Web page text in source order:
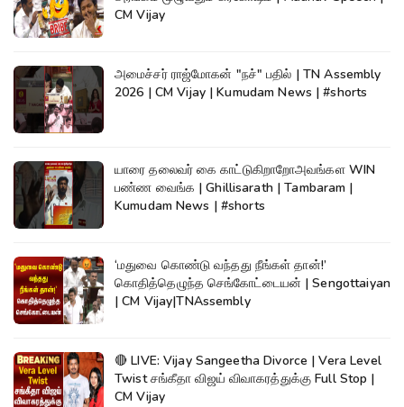
CM Vijay
அமைச்சர் ராஜ்மோகன் "நச்" பதில் | TN Assembly
2026 | CM Vijay | Kumudam News | #shorts
யாரை தலைவர் கை காட்டுகிறாறோஅவங்கள WIN
பண்ண வைங்க | Ghillisarath | Tambaram |
Kumudam News | #shorts
‘மதுவை கொண்டு வந்தது நீங்கள் தான்!’
கொதித்தெழுந்த செங்கோட்டையன் | Sengottaiyan
| CM Vijay|TNAssembly
🔴 LIVE: Vijay Sangeetha Divorce | Vera Level
Twist சங்கீதா விஜய் விவாகரத்துக்கு Full Stop |
CM Vijay